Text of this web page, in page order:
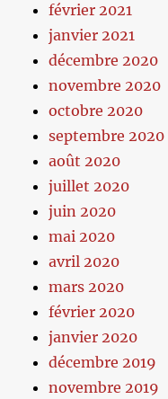
février 2021
janvier 2021
décembre 2020
novembre 2020
octobre 2020
septembre 2020
août 2020
juillet 2020
juin 2020
mai 2020
avril 2020
mars 2020
février 2020
janvier 2020
décembre 2019
novembre 2019